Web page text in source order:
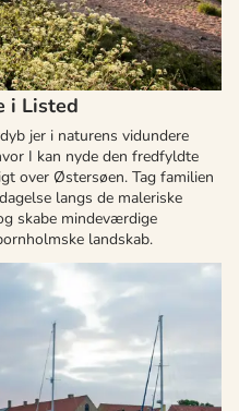
i Listed
jer i naturens vidundere
I kan nyde den fredfyldte
over Østersøen. Tag familien
langs de maleriske
skabe mindeværdige
landskab.